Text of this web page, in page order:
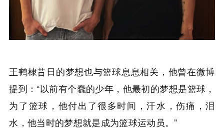
王鹤棣昔日的梦想也与篮球息息相关，他曾在微博
提到：“以前有个蠢的少年，他最初的梦想是篮球，
为了篮球，他付出了很多时间，汗水，伤痛，泪
水，他当时的梦想就是成为篮球运动员。”